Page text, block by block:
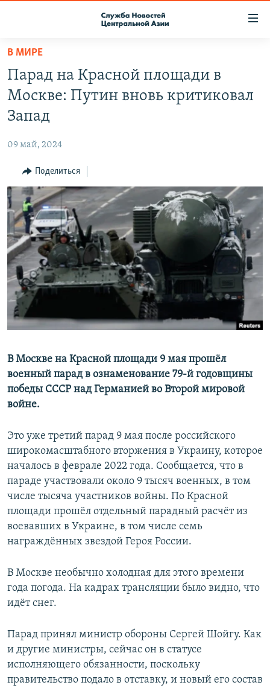
Вернуться
основному
содержанию
Вернутся
главной
Вернутся
поиску
ПОДПИСКА
КОНТАКТЫ
НАСТОЯЩЕЕ ВРЕМЯ
МИГРАНТ МЕДИА
В МИРЕ
Парад на Красной площади в
Москве: Путин вновь критиковал
Запад
09 май, 2024
Поделиться
В Москве на Красной площади 9 мая прошёл
военный парад в ознаменование 79-й годовщины
победы СССР над Германией во Второй мировой
войне.
Это уже третий парад 9 мая после российского
широкомасштабного вторжения в Украину, которое
началось в феврале 2022 года. Сообщается, что в
параде участвовали около 9 тысяч военных, в том
числе тысяча участников войны. По Красной
площади прошёл отдельный парадный расчёт из
воевавших в Украине, в том числе семь
награждённых звездой Героя России.
В Москве необычно холодная для этого времени
года погода. На кадрах трансляции было видно, что
идёт снег.
Парад принял министр обороны Сергей Шойгу. Как
и другие министры, сейчас он в статусе
исполняющего обязанности, поскольку
правительство подало в отставку, и новый его состав